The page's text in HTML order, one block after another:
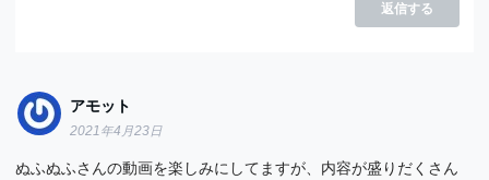
返信する
アモット
2021年4月23日
ぬふぬふさんの動画を楽しみにしてますが、内容が盛りだくさん